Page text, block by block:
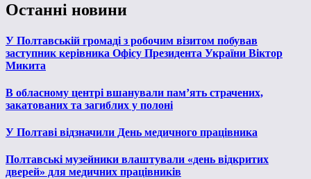
Останні новини
У Полтавській громаді з робочим візитом побував
заступник керівника Офісу Президента України Віктор
Микита
В обласному центрі вшанували пам’ять страчених,
закатованих та загиблих у полоні
У Полтаві відзначили День медичного працівника
Полтавські музейники влаштували «день відкритих
дверей» для медичних працівників